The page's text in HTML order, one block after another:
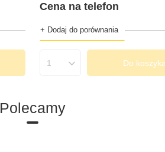
Cena na telefon
+ Dodaj do porównania
Ilość produktów Do koszyka
Polecamy